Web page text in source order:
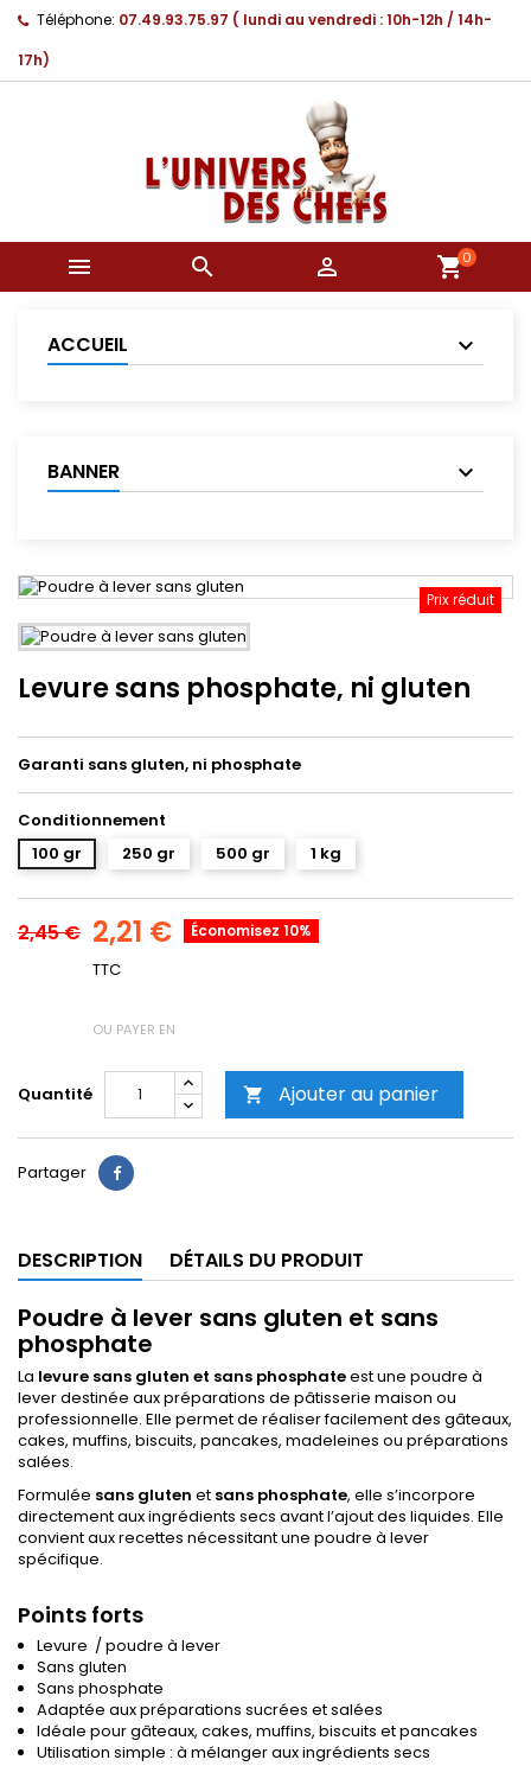
Téléphone: 07.49.93.75.97 ( lundi au vendredi : 10h-12h / 14h-
17h)
   shopping_cart0
ACCUEIL
BANNER
Prix réduit
Levure sans phosphate, ni gluten
Garanti sans gluten, ni phosphate
Conditionnement
100 gr
250 gr 500 gr 1 kg
2,45 € 2,21 € Économisez 10%
TTC
OU PAYER EN
Quantité  Ajouter au panier
Partager
DESCRIPTION DÉTAILS DU PRODUIT
Poudre à lever sans gluten et sans
phosphate
La levure sans gluten et sans phosphateest une poudre à
lever destinée aux préparations de pâtisserie maison ou
professionnelle. Elle permet de réaliser facilement des gâteaux,
cakes, muffins, biscuits, pancakes, madeleines ou préparations
salées.
Formulée sans gluten et sans phosphate, elle s’incorpore
directement aux ingrédients secs avant l’ajout des liquides. Elle
convient aux recettes nécessitant une poudre à lever
spécifique.
Points forts
Levure / poudre à lever
Sans gluten
Sans phosphate
Adaptée aux préparations sucrées et salées
Idéale pour gâteaux, cakes, muffins, biscuits et pancakes
Utilisation simple : à mélanger aux ingrédients secs